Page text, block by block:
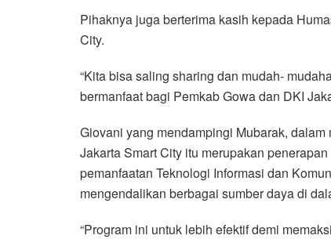
Pihaknya juga berterima kasih kepada
City.
“Kita bisa saling sharing dan mudah-
bermanfaat bagi Pemkab Gowa dan DKI
Giovani yang mendampingi Mubarak,
Jakarta Smart City itu merupakan
pemanfaatan Teknologi Informasi dan
mengendalikan berbagai sumber daya di
“Program ini untuk lebih efektif demi